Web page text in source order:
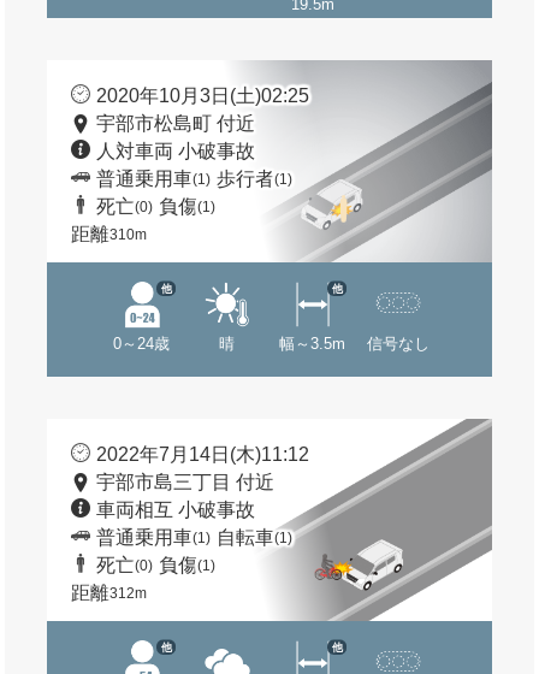
19.5m
2020年10月3日(土)02:25
宇部市松島町 付近
人対車両 小破事故
普通乗用車(1) 歩行者(1)
死亡(0) 負傷(1)
距離310m
0～24歳
他
晴 幅～3.5m
他
信号なし
2022年7月14日(木)11:12
宇部市島三丁目 付近
車両相互 小破事故
普通乗用車(1) 自転車(1)
死亡(0) 負傷(1)
距離312m
他 他